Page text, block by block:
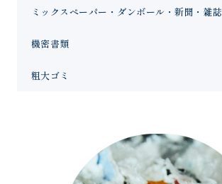
ミックスペーパー・ダンボール・新聞・雑誌
機密書類
粗大ゴミ